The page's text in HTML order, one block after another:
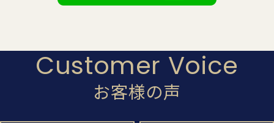
Customer Voice
お客様の声